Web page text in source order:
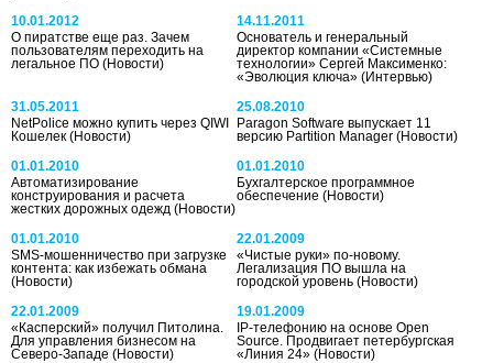
10.01.2012
О пиратстве еще раз. Зачем
пользователям переходить на
легальное ПО (Новости)
14.11.2011
Основатель и генеральный
директор компании «Системные
технологии» Сергей Максименко:
«Эволюция ключа»(Интервью)
31.05.2011
NetPolice можно купить через QIWI
Кошелек (Новости)
25.08.2010
Paragon Software выпускает 11
версию Partition Manager(Новости)
01.01.2010
Автоматизирование
конструирования и расчета
жестких дорожных одежд (Новости)
01.01.2010
Бухгалтерское программное
обеспечение(Новости)
01.01.2010
SMS-мошенничество при загрузке
контента: как избежать обмана
(Новости)
22.01.2009
«Чистые руки» по-новому.
Легализация ПО вышла на
городской уровень(Новости)
22.01.2009
«Касперский» получил Питолина.
Для управления бизнесом на
Северо-Западе (Новости)
19.01.2009
IP-телефонию на основе Open
Source. Продвигает петербургская
«Линия 24»(Новости)